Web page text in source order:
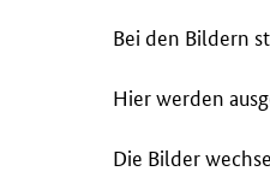
Bei den Bildern
Hier werden
Die Bilder